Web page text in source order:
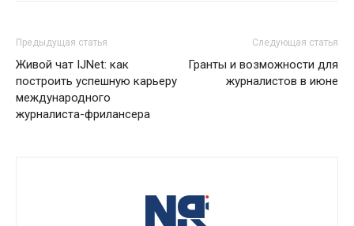
Предыдущая статья
Живой чат IJNet: как
построить успешную карьеру
международного
журналиста-фрилансера
Следующая статья
Гранты и возможности для
журналистов в июне